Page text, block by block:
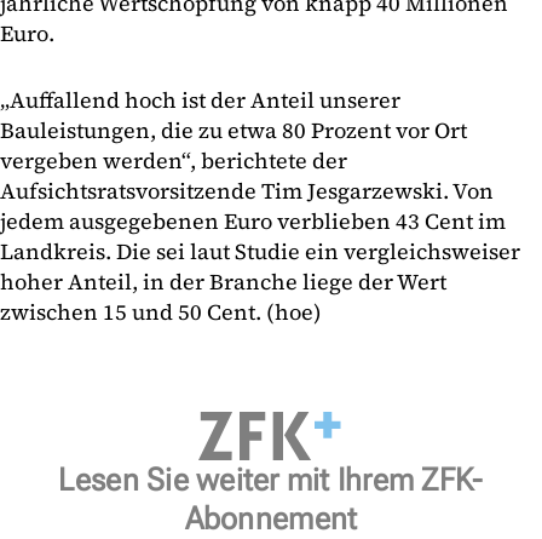
Euro.
„Auffallend hoch ist der Anteil unserer
Bauleistungen, die zu etwa 80 Prozent vor Ort
vergeben werden“, berichtete der
Aufsichtsratsvorsitzende Tim Jesgarzewski. Von
jedem ausgegebenen Euro verblieben 43 Cent im
Landkreis. Die sei laut Studie ein vergleichsweiser
hoher Anteil, in der Branche liege der Wert
zwischen 15 und 50 Cent. (hoe)
Lesen Sie weiter mit Ihrem ZFK-
Abonnement